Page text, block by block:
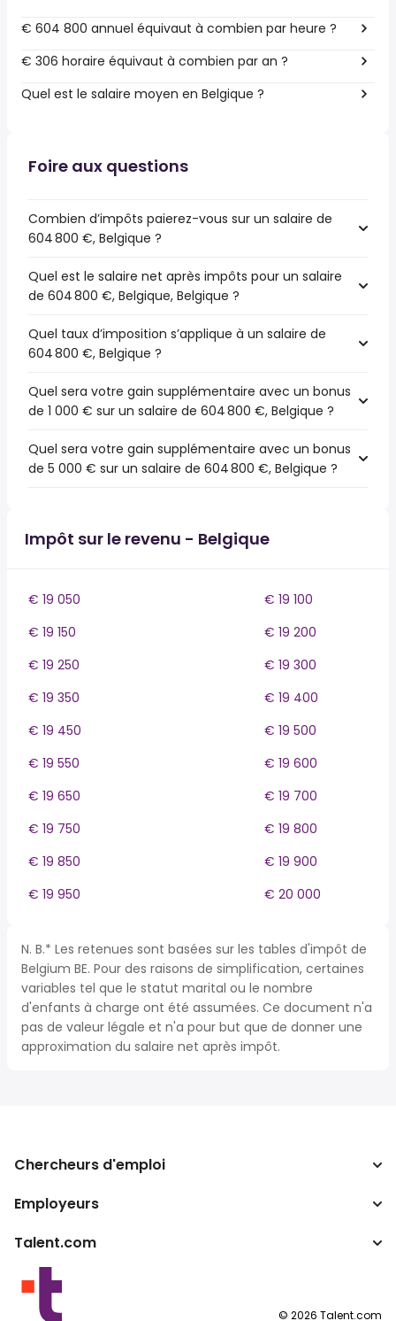
€ 604 800 annuel équivaut à combien par heure ?
€ 306 horaire équivaut à combien par an ?
Quel est le salaire moyen en Belgique ?
Foire aux questions
Combien d’impôts paierez-vous sur un salaire de
604 800 €, Belgique ?
Quel est le salaire net après impôts pour un salaire
de 604 800 €, Belgique, Belgique ?
Quel taux d’imposition s’applique à un salaire de
604 800 €, Belgique ?
Quel sera votre gain supplémentaire avec un bonus
de 1 000 € sur un salaire de 604 800 €, Belgique ?
Quel sera votre gain supplémentaire avec un bonus
de 5 000 € sur un salaire de 604 800 €, Belgique ?
Impôt sur le revenu - Belgique
€ 19 050
€ 19 100
€ 19 150
€ 19 200
€ 19 250
€ 19 300
€ 19 350
€ 19 400
€ 19 450
€ 19 500
€ 19 550
€ 19 600
€ 19 650
€ 19 700
€ 19 750
€ 19 800
€ 19 850
€ 19 900
€ 19 950
€ 20 000
N. B.* Les retenues sont basées sur les tables d'impôt de
Belgium BE. Pour des raisons de simplification, certaines
variables tel que le statut marital ou le nombre
d'enfants à charge ont été assumées. Ce document n'a
pas de valeur légale et n'a pour but que de donner une
approximation du salaire net après impôt.
Chercheurs d'emploi
Recherche d'emploi
Convertisseur de salaire
Employeurs
Entreprises
Programmes partenaires
Talent.com
Autres pays
Conditions d’utilisation
© 2026 Talent.com